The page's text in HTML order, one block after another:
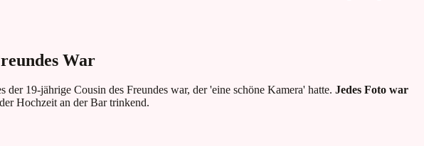
War
19-jährige Cousin des Freundes war, der 'eine schöne Kamera' hatte. Jedes Foto war
Hochzeit an der Bar trinkend.